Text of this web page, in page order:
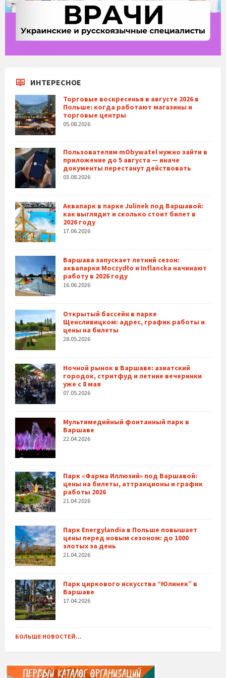
ИНТЕРЕСНОЕ
Торговые воскресенья в августе 2026 в
Польше: когда работают магазины и
торговые центры
05.08.2026
Пользователям mObywatel нужно зайти в
приложение до 5 августа — иначе
документы перестанут действовать
03.08.2026
Аквапарк в парке Julinek под Варшавой:
как выглядит и сколько стоит билет в
2026 году
17.06.2026
Варшава запускает летний сезон:
аквапарки Moczydło и Inflancka начинают
работу в 2026 году
16.06.2026
Открытый бассейн в парке
Щенсливицком: адрес, график работы и
цены на билеты
28.05.2026
Ночной рынок в Варшаве: азиатский
городок, стритфуд и летние вечеринки
уже с 8 мая
07.05.2026
Мультимедийный фонтанный парк в
Варшаве
22.04.2026
Парк «Фарма Иллюзий» под Варшавой:
цены на билеты, аттракционы и график
работы 2026
21.04.2026
Парк Energylandia в Польше повышает
цены перед новым сезоном: до 1000
злотых за день
21.04.2026
Парк циркового искусства “Юлинек” в
Варшаве
17.04.2026
БОЛЬШЕ НОВОСТЕЙ...